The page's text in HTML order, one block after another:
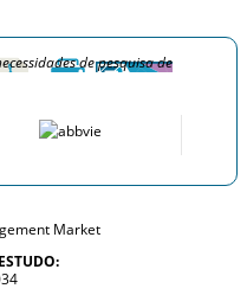
de pesquisa de